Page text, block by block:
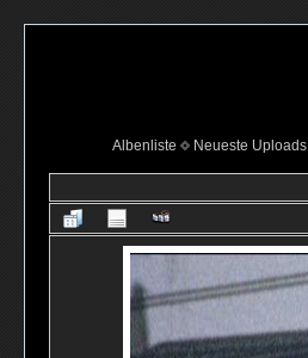
Albenliste
Neueste Uploads